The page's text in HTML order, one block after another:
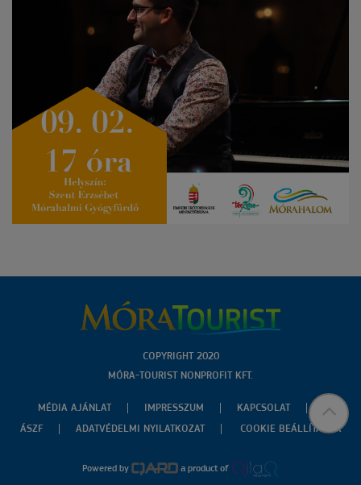
COPYRIGHT 2020
MÓRA-TOURIST NONPROFIT KFT.
MÉDIA AJÁNLAT IMPRESSZUM
KAPCSOLAT
ÁSZF
ADATVÉDELMI NYILATKOZAT COOKIE BEÁLLÍTÁSOK
Powered by a product of